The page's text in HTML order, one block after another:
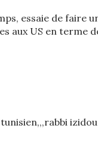
essaie de faire
aux US en terme